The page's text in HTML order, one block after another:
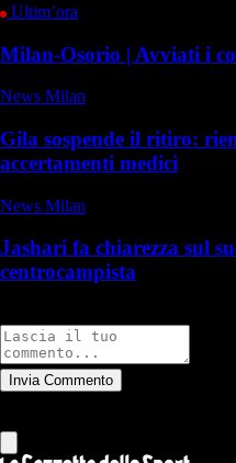
Ultim’ora
Milan-Osorio | Avviati i
News Milan
Gila sospende il ritiro:
accertamenti medici
News Milan
Jashari fa chiarezza sul
centrocampista
Invia Commento